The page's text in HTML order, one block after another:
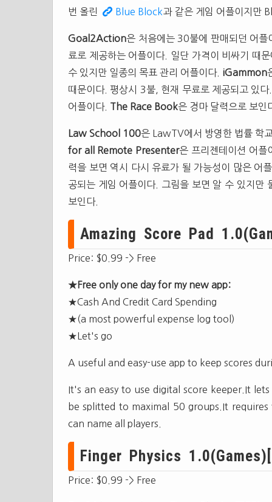
번 올린
Blue Block과 같은 게임 어플이지만
Goal2Action은 처음에는 30불에 판매되던 어
료로 제공하는 어플이다. 일단 가격이 비싸기 때
수 있지만 일종의 목표 관리 어플이다. iGammon
때문이다. 평상시 3불, 현재 무료로 제공되고 있
어플이다. The Race Book은 경마 달력으로 보인
Law School 100은 LawTV에서 방영한 법률 학
for all Remote Presenter은 프리젠테이션 어플
력을 보면 역시 다시 유료가 될 가능성이 많은 어
공되는 게임 어플이다. 그림을 보면 알 수 있지만
보인다.
Amazing Score Pad
Price: $0.99 -> Free
★Free only one day for my new app:
★Cash And Credit Card Spending
★(a most powerful expense log tool)
★Let's go
A useful and easy-use app to keep scores
It's an easy to use digital score keeper.It
be splitted to maximal 50 groups.It
can name all players.
Finger Physics
Price: $0.99 -> Free